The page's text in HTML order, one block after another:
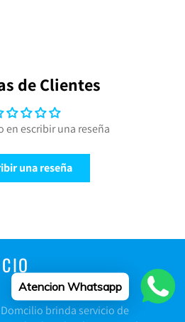
de Clientes
en escribir una reseña
una reseña
brinda servicio de
Atencion Whatsapp